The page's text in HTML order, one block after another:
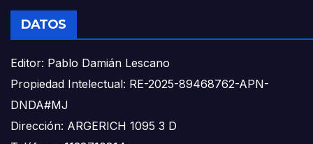
DATOS
Editor: Pablo Damián Lescano
Propiedad Intelectual: RE-2025-89468762-APN-
DNDA#MJ
Dirección: ARGERICH 1095 3 D